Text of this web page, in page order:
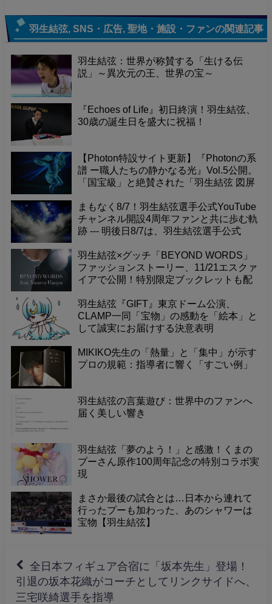
羽生結弦 SNS・広告 聖地・施設・ファンの関連記事
羽生結弦：世界が称賛する「生ける伝
説」～異次元の王、世界の宝～
『Echoes of Life』初日終演！羽生結弦、
30歳の誕生日を盛大に祝福！
【Photon特設サイト更新】『Photonの系
譜 ー職人たちの静かなる光』Vol.5公開。
「国宝級」と絶賛された「羽生結弦 図屏
の真髄を深掘り。
まもなく8/7！羽生結弦選手公式YouTube
チャンネル開設4周年ファンと共に歩む軌
跡 --- 明後日8/7は、羽生結弦選手公式
すべき日です！これまで素晴らしい演技
やメッセージを届けてくれたチャンネル
に感謝の気持ちを込めて、一緒にお祝い
羽生結弦×グッチ「BEYOND WORDS」
ファッションストーリー、11/21エスクァ
イアで公開！特別限定ブックレットも配
羽生結弦『GIFT』東京ドーム公演、
CLAMP一同「宝物」の感動を「絵本」と
して誠実にお届けする決意表明
MIKIKO先生の「熱量」と「集中」が示す
プロの規範：指導者に響く「すごい例」
羽生結弦の言葉遊び：世界中のファンへ
届く美しい響き
羽生結弦「夢のよう！」と感激！くまの
プーさん原作100周年記念の特別コラボ実
現
まさか最後の試合とは…日本から連れて
行ったプーも加わった、あのシャワーは
宝物【羽生結弦】
全日本フィギュア合宿に「坂本先生」登場！
引退の坂本花織がコーチとしてリンクサイドへ、
三宅咲綺選手を指導